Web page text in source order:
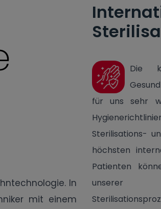
In
mit einem
Die
für uns sehr
Sterilisations-
höchsten
Patienten
unserer